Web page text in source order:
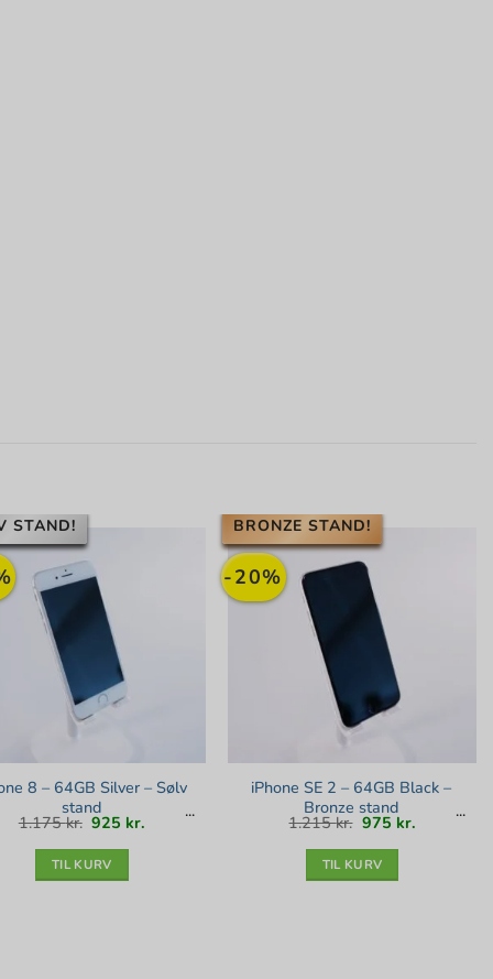
STAND!
8 – 64GB Silver – Sølv
stand
1.175kr. Den
oprindelige
pris
925 kr.
TIL KURV
-20%
BRONZE STAND!
iPhone SE 2 – 64GB Black –
Bronze stand
1.215kr. Den
oprindelige
pris
975 kr.Den
aktuelle
pris
TIL KURV